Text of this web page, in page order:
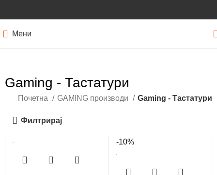
Мени
Gaming - Тастатури
Почетна GAMING производи Gaming - Тастатури
Филтрирај
-10%